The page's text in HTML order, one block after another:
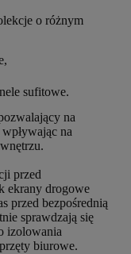
o różnym
sufitowe.
na
na
przed
ekrany drogowe
przed bezpośrednią
sprawdzają się
izolowania
biurowe.